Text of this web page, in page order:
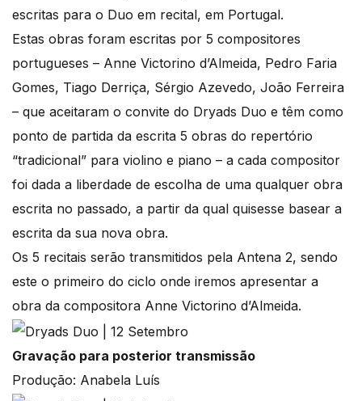
escritas para o Duo em recital, em Portugal.
Estas obras foram escritas por 5 compositores
portugueses – Anne Victorino d’Almeida, Pedro Faria
Gomes, Tiago Derriça, Sérgio Azevedo, João Ferreira
– que aceitaram o convite do Dryads Duo e têm como
ponto de partida da escrita 5 obras do repertório
“tradicional” para violino e piano – a cada compositor
foi dada a liberdade de escolha de uma qualquer obra
escrita no passado, a partir da qual quisesse basear a
escrita da sua nova obra.
Os 5 recitais serão transmitidos pela Antena 2, sendo
este o primeiro do ciclo onde iremos apresentar a
obra da compositora Anne Victorino d’Almeida.
Gravação para posterior transmissão
Produção: Anabela Luís